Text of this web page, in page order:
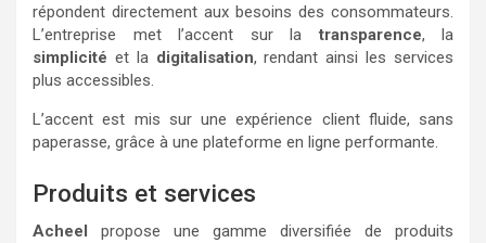
répondent directement aux besoins des consommateurs.
L’entreprise met l’accent sur latransparence, la
simplicité et la digitalisation, rendant ainsi les services
plus accessibles.
L’accent est mis sur une expérience client fluide, sans
paperasse, grâce à une plateforme en ligne performante.
Produits et services
Acheel propose une gamme diversifiée de produits